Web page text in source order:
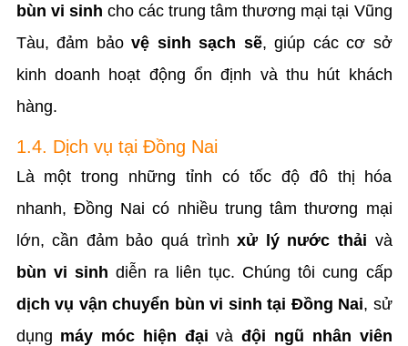
bùn vi sinh cho các trung tâm thương mại tại Vũng
Tàu, đảm bảo vệ sinh sạch sẽ, giúp các cơ sở
kinh doanh hoạt động ổn định và thu hút khách
hàng.
1.4. Dịch vụ tại Đồng Nai
Là một trong những tỉnh có tốc độ đô thị hóa
nhanh, Đồng Nai có nhiều trung tâm thương mại
lớn, cần đảm bảo quá trìnhxử lý nước thải và
bùn vi sinh diễn ra liên tục. Chúng tôi cung cấp
dịch vụ vận chuyển bùn vi sinh tại Đồng Nai, sử
dụng máy móc hiện đại vàđội ngũ nhân viên